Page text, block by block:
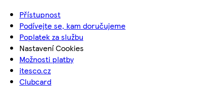
Přístupnost
Podívejte se, kam doručujeme
Poplatek za službu
Nastavení Cookies
Možnosti platby
itesco.cz
Clubcard